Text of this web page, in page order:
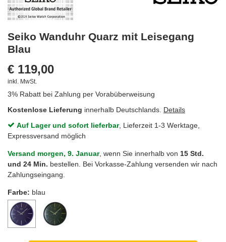
Seiko Wanduhr Quarz mit Leisegang
Blau
€ 119,00
inkl. MwSt.
3% Rabatt bei Zahlung per Vorabüberweisung
Kostenlose Lieferung innerhalb Deutschlands. Details
Auf Lager und sofort lieferbar, Lieferzeit 1-3 Werktage,
Expressversand möglich
Versand morgen, 9. Januar, wenn Sie innerhalb von 15 Std.
und 24 Min. bestellen. Bei Vorkasse-Zahlung versenden wir nach
Zahlungseingang.
Farbe: blau